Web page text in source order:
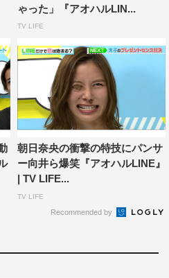
の写真を公開。里々佳は5歳
出来上がっている」と絶賛の
ナ服に身を包んだ写真を披
ンライトって何やってたんだ
ョンに自ら疑問を呈し、一同
10時～10時30分
video/title/90-1113
ゃった」『アオハルLIN...
TV LIFE
朝日奈央の衝撃の特技にパンサ
ー向井ら爆笑『アオハルLINE』
| TV LIFE...
TV LIFE
Recommended by